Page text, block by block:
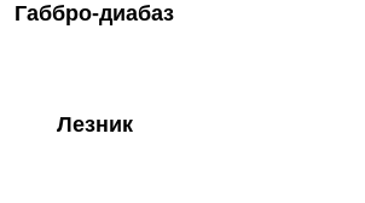
Габбро-диабаз
Лезник